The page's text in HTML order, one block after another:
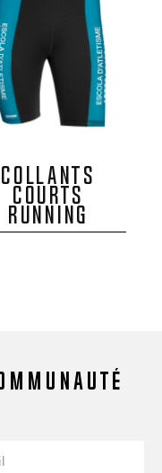
COLLANTS
COURTS
RUNNING